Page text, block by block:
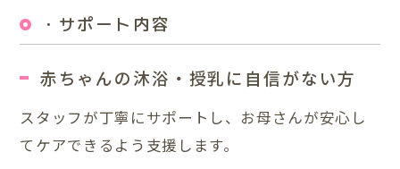
・サポート内容
赤ちゃんの沐浴・授乳に自信がない方
スタッフが丁寧にサポートし、お母さんが安心し
てケアできるよう支援します。